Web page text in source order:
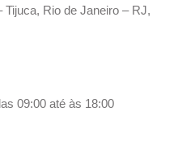
Tijuca, Rio de Janeiro – RJ,
09:00 até às 18:00